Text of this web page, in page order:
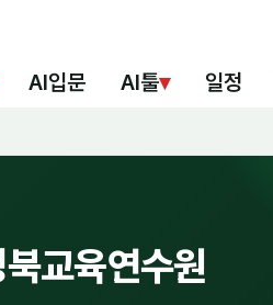
AI입문 AI툴▾ 일정
교육연수원